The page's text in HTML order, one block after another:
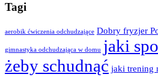
Tagi
aerobik ćwiczenia odchudzające Dobry fryzjer
gimnastyka odchudzająca w domu jaki
żeby schudnąć jaki trening